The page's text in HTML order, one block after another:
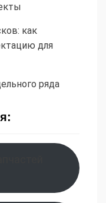
как
для
ряда